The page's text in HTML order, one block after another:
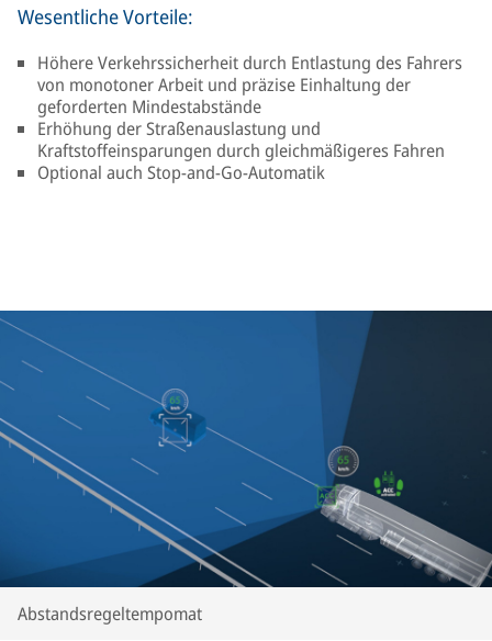
Wesentliche Vorteile:
Höhere Verkehrssicherheit durch Entlastung des Fahrers
von monotoner Arbeit und präzise Einhaltung der
geforderten Mindestabstände
Erhöhung der Straßenauslastung und
Kraftstoffeinsparungen durch gleichmäßigeres Fahren
Optional auch Stop-and-Go-Automatik
Abstandsregeltempomat